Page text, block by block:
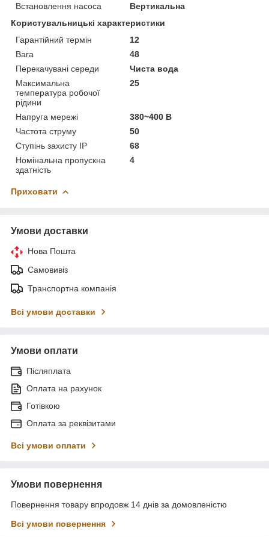
Встановлення насоса
Вертикальна
Користувальницькі характеристики
Гарантійний термін
12
Вага
48
Перекачувані середи
Чиста вода
Максимальна
температура робочої
рідини
25
Напруга мережі
380~400 В
Частота струму
50
Ступінь захисту IP
68
Номінальна пропускна
здатність
4
Приховати
Умови доставки
Нова Пошта
Самовивіз
Транспортна компанія
Всі умови доставки
Умови оплати
Післяплата
Оплата на рахунок
Готівкою
Оплата за реквізитами
Всі умови оплати
Умови повернення
Повернення товару впродовж 14 днів за домовленістю
Всі умови повернення